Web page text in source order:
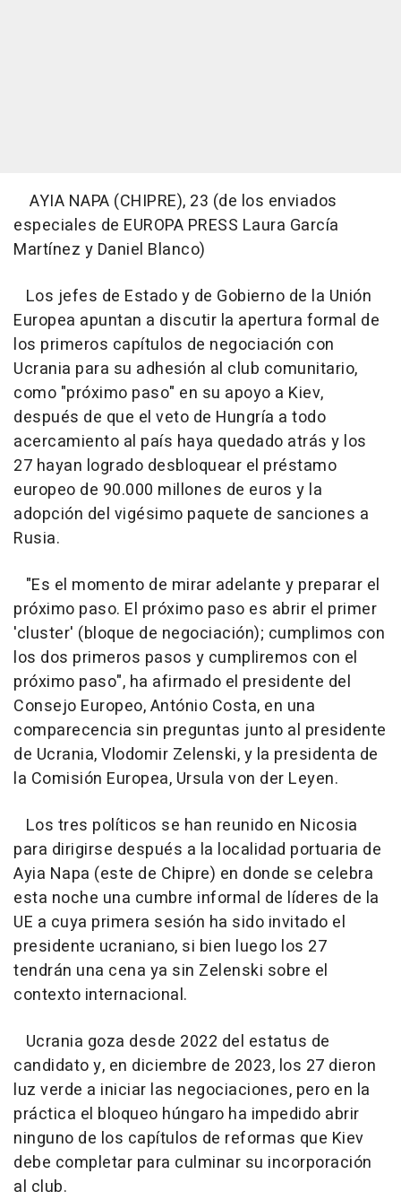
AYIA NAPA (CHIPRE), 23 (de los enviados
especiales de EUROPA PRESS Laura García
Martínez y Daniel Blanco)
Los jefes de Estado y de Gobierno de la Unión
Europea apuntan a discutir la apertura formal de
los primeros capítulos de negociación con
Ucrania para su adhesión al club comunitario,
como "próximo paso" en su apoyo a Kiev,
después de que el veto de Hungría a todo
acercamiento al país haya quedado atrás y los
27 hayan logrado desbloquear el préstamo
europeo de 90.000 millones de euros y la
adopción del vigésimo paquete de sanciones a
Rusia.
"Es el momento de mirar adelante y preparar el
próximo paso. El próximo paso es abrir el primer
'cluster' (bloque de negociación); cumplimos con
los dos primeros pasos y cumpliremos con el
próximo paso", ha afirmado el presidente del
Consejo Europeo, António Costa, en una
comparecencia sin preguntas junto al presidente
de Ucrania, Vlodomir Zelenski, y la presidenta de
la Comisión Europea, Ursula von der Leyen.
Los tres políticos se han reunido en Nicosia
para dirigirse después a la localidad portuaria de
Ayia Napa (este de Chipre) en donde se celebra
esta noche una cumbre informal de líderes de la
UE a cuya primera sesión ha sido invitado el
presidente ucraniano, si bien luego los 27
tendrán una cena ya sin Zelenski sobre el
contexto internacional.
Ucrania goza desde 2022 del estatus de
candidato y, en diciembre de 2023, los 27 dieron
luz verde a iniciar las negociaciones, pero en la
práctica el bloqueo húngaro ha impedido abrir
ninguno de los capítulos de reformas que Kiev
debe completar para culminar su incorporación
al club.